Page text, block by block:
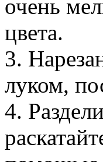
очень
цвета.
3.
луком,
4.